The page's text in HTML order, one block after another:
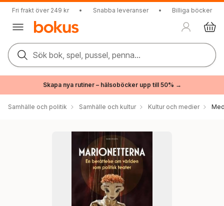
Fri frakt över 249 kr • Snabba leveranser • Billiga böcker
Sök bok, spel, pussel, penna...
Skapa nya rutiner – hälsoböcker upp till 50% →
Samhälle och politik Samhälle och kultur Kultur och medier